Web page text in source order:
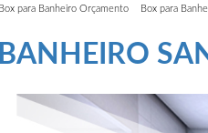
Box para Banheiro Orçamento Box para